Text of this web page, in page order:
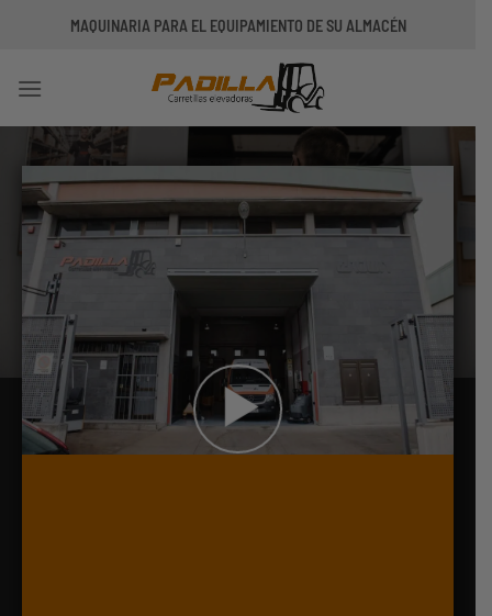
MAQUINARIA PARA EL EQUIPAMIENTO DE SU ALMACÉN